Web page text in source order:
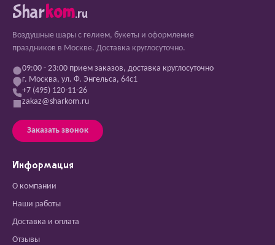
Sharkom.ru
Воздушные шары с гелием, букеты и оформление
праздников в Москве. Доставка круглосуточно.
09:00 - 23:00 прием заказов, доставка круглосуточно
г. Москва, ул. Ф. Энгельса, 64с1
+7 (495) 120-11-26
zakaz@sharkom.ru
Заказать звонок
Информация
О компании
Наши работы
Доставка и оплата
Отзывы